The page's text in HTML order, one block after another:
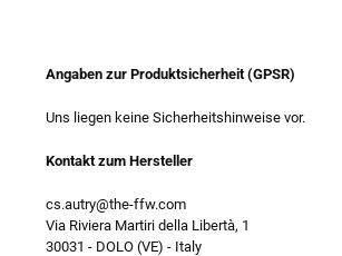
Angaben zur Produktsicherheit (GPSR)
Uns liegen keine Sicherheitshinweise vor.
Kontakt zum Hersteller
cs.autry@the-ffw.com
Via Riviera Martiri della Libertà, 1
30031 - DOLO (VE) - Italy